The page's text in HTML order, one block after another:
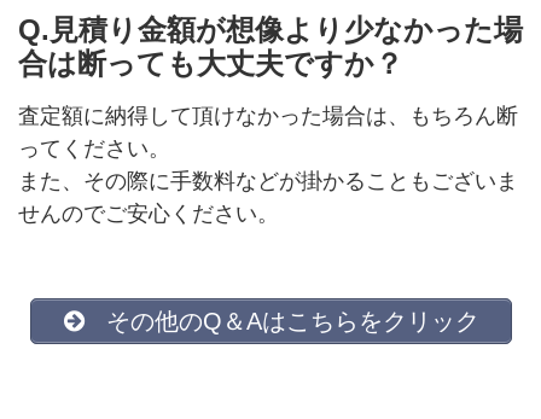
Q.見積り金額が想像より少なかった場
合は断っても大丈夫ですか？
査定額に納得して頂けなかった場合は、もちろん断
ってください。
また、その際に手数料などが掛かることもございま
せんのでご安心ください。
その他のQ＆Aはこちらをクリック